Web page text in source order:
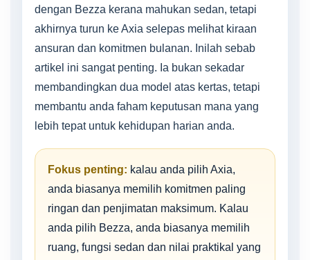
dengan Bezza kerana mahukan sedan, tetapi
akhirnya turun ke Axia selepas melihat kiraan
ansuran dan komitmen bulanan. Inilah sebab
artikel ini sangat penting. Ia bukan sekadar
membandingkan dua model atas kertas, tetapi
membantu anda faham keputusan mana yang
lebih tepat untuk kehidupan harian anda.
Fokus penting: kalau anda pilih Axia,
anda biasanya memilih komitmen paling
ringan dan penjimatan maksimum. Kalau
anda pilih Bezza, anda biasanya memilih
ruang, fungsi sedan dan nilai praktikal yang